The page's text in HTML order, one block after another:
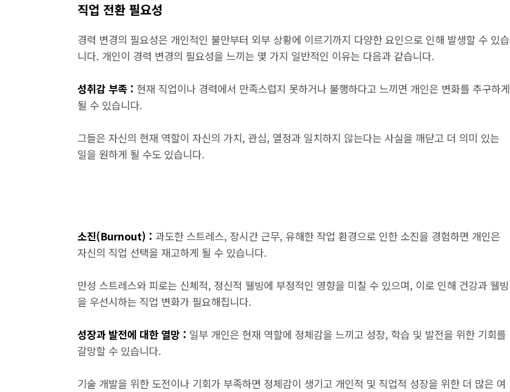
직업 전환 필요성
경력 변경의 필요성은 개인적인 불만부터 외부 상황에 이르기까지 다양한 요인으로 인해 발생할 수 있습
니다. 개인이 경력 변경의 필요성을 느끼는 몇 가지 일반적인 이유는 다음과 같습니다.
성취감 부족 : 현재 직업이나 경력에서 만족스럽지 못하거나 불행하다고 느끼면 개인은 변화를 추구하게
될 수 있습니다.
그들은 자신의 현재 역할이 자신의 가치, 관심, 열정과 일치하지 않는다는 사실을 깨닫고 더 의미 있는
일을 원하게 될 수도 있습니다.
소진(Burnout) : 과도한 스트레스, 장시간 근무, 유해한 작업 환경으로 인한 소진을 경험하면 개인은
자신의 직업 선택을 재고하게 될 수 있습니다.
만성 스트레스와 피로는 신체적, 정신적 웰빙에 부정적인 영향을 미칠 수 있으며, 이로 인해 건강과 웰빙
을 우선시하는 직업 변화가 필요해집니다.
성장과 발전에 대한 열망 : 일부 개인은 현재 역할에 정체감을 느끼고 성장, 학습 및 발전을 위한 기회를
갈망할 수 있습니다.
기술 개발을 위한 도전이나 기회가 부족하면 정체감이 생기고 개인적 및 직업적 성장을 위한 더 많은 여